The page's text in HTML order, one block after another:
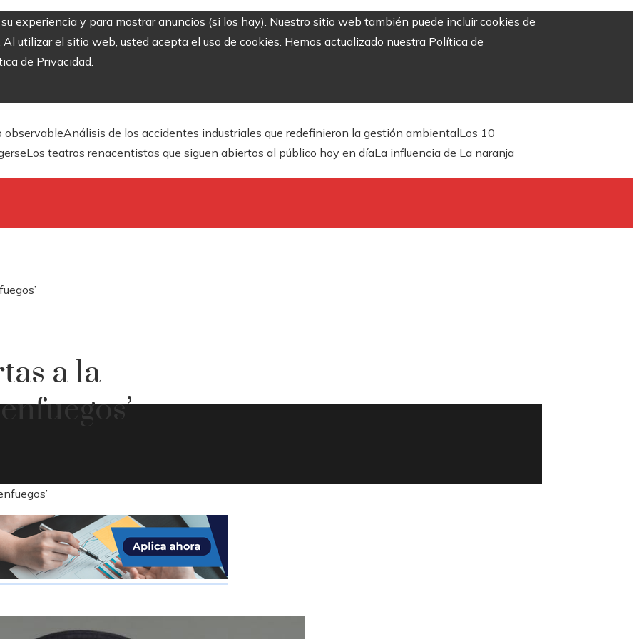
experiencia y para mostrar anuncios (si los hay). Nuestro sitio web también puede incluir cookies de
utilizar el sitio web, usted acepta el uso de cookies. Hemos actualizado nuestra Política de
de Privacidad.
observableAnálisis de los accidentes industriales que redefinieron la gestión ambientalLos 10
Los teatros renacentistas que siguen abiertos al público hoy en díaLa influencia de La naranja
a la